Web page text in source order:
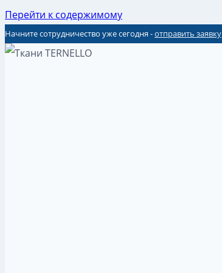
Перейти к содержимому
Начните сотрудничество уже сегодня -отправить заявку